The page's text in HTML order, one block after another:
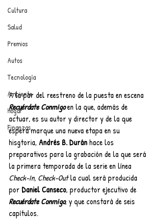
Cultura
Salud
Premios
Autos
Tecnología
Ambiente
Hogar
Finanzas
A la par del reestreno de la puesta en escena
Recuérdate Conmigo en la que, además de
actuar, es su autor y director y de la que
espera marque una nueva etapa en su
hisgtoria, Andrés B. Durán hace los
preparativos para la grabación de la que será
la primera temporada de la serie en línea
Check-In, Check-Out la cual será producida
por Daniel Canseco, productor ejecutivo de
Recuérdate Conmigo, y que constará de seis
capítulos.